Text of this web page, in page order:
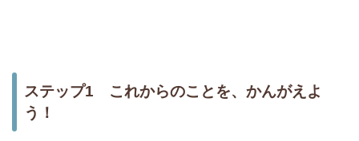
ステップ1 これからのことを、かんがえよ
う！